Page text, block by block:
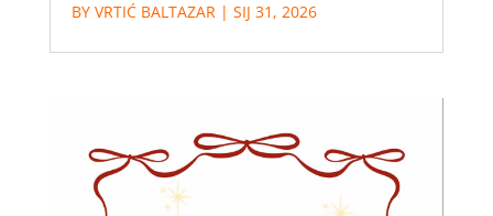
BY VRTIĆ BALTAZAR| SIJ 31, 2026